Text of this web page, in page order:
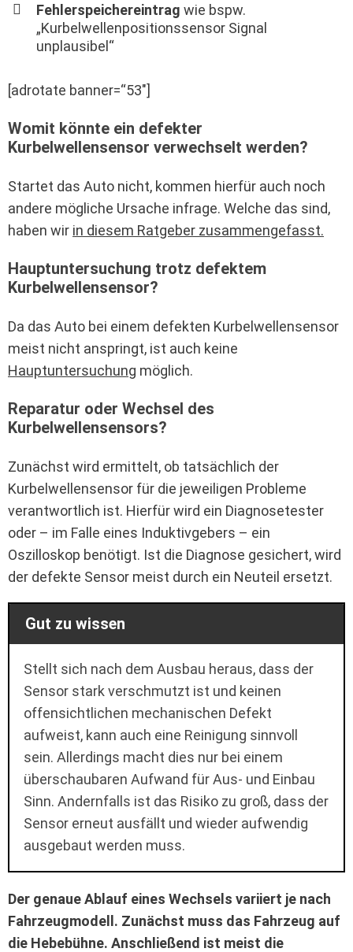
Fehlerspeichereintrag wie bspw.
„Kurbelwellenpositionssensor Signal
unplausibel“
[adrotate banner=“53″]
Womit könnte ein defekter
Kurbelwellensensor verwechselt werden?
Startet das Auto nicht, kommen hierfür auch noch
andere mögliche Ursache infrage. Welche das sind,
haben wir in diesem Ratgeber zusammengefasst.
Hauptuntersuchung trotz defektem
Kurbelwellensensor?
Da das Auto bei einem defekten Kurbelwellensensor
meist nicht anspringt, ist auch keine
Hauptuntersuchung möglich.
Reparatur oder Wechsel des
Kurbelwellensensors?
Zunächst wird ermittelt, ob tatsächlich der
Kurbelwellensensor für die jeweiligen Probleme
verantwortlich ist. Hierfür wird ein Diagnosetester
oder – im Falle eines Induktivgebers – ein
Oszilloskop benötigt. Ist die Diagnose gesichert, wird
der defekte Sensor meist durch ein Neuteil ersetzt.
Gut zu wissen
Stellt sich nach dem Ausbau heraus, dass der
Sensor stark verschmutzt ist und keinen
offensichtlichen mechanischen Defekt
aufweist, kann auch eine Reinigung sinnvoll
sein. Allerdings macht dies nur bei einem
überschaubaren Aufwand für Aus- und Einbau
Sinn. Andernfalls ist das Risiko zu groß, dass der
Sensor erneut ausfällt und wieder aufwendig
ausgebaut werden muss.
Der genaue Ablauf eines Wechsels variiert je nach
Fahrzeugmodell. Zunächst muss das Fahrzeug auf
die Hebebühne. Anschließend ist meist die